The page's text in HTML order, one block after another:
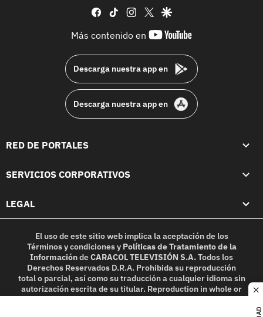
facebook
tiktok instagram
twittergoogle
Más contenido en
youtube-
Descarga nuestra app en
Descarga nuestra app en
RED DE PORTALES
SERVICIOS CORPORATIVOS
LEGAL
El uso de este sitio web implica la aceptación de los
Términos y condicionesy Políticas de Tratamiento de la
InformacióndeCARACOL TELEVISIÓN S.A.Todos los
Derechos Reservados D.R.A. Prohibida su reproducción
total o parcial, así como su traducción a cualquier idioma sin
autorización escrita de su titular. Reproduction in whole or